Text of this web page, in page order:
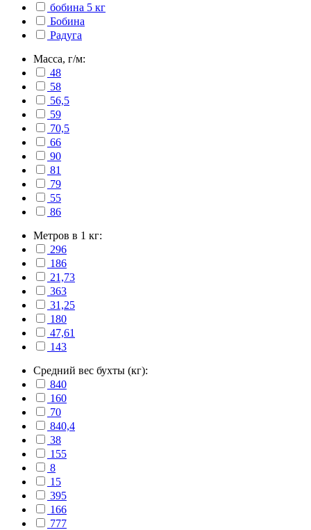
бобина 5 кг
Бобина
Радуга
Масса, г/м:
48
58
56,5
59
70,5
66
90
81
79
55
86
Метров в 1 кг:
296
186
21,73
363
31,25
180
47,61
143
Средний вес бухты (кг):
840
160
70
840,4
38
155
8
15
395
166
777